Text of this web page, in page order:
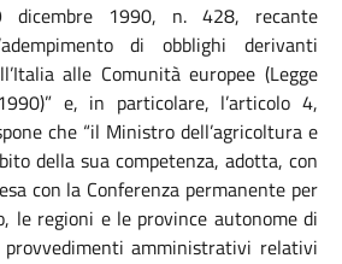
1990, n. 428, recante
di obblighi derivanti
alle Comunità europee (Legge
e, in particolare, l’articolo 4,
che “il Ministro dell’agricoltura e
della sua competenza, adotta, con
con la Conferenza permanente per
le regioni e le province autonome di
amministrativi relativi